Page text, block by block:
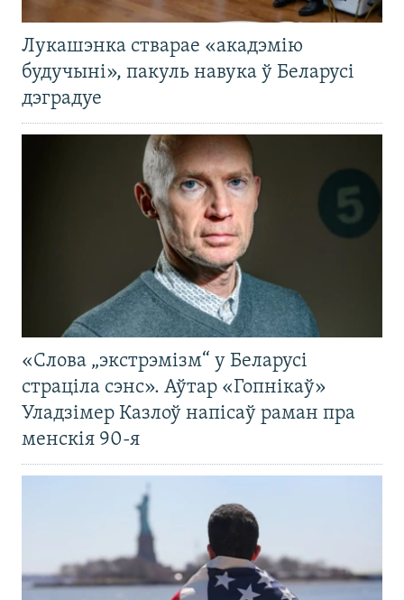
Лукашэнка стварае «акадэмію
будучыні», пакуль навука ў Беларусі
дэградуе
«Слова „экстрэмізм“ у Беларусі
страціла сэнс». Аўтар «Гопнікаў»
Уладзімер Казлоў напісаў раман пра
менскія 90-я